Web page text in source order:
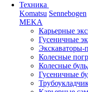
Техника
Komatsu Sennebogen
MEKA
Карьерные
Гусеничные
Экскаваторы-
Колесные
Колесные
Гусеничные